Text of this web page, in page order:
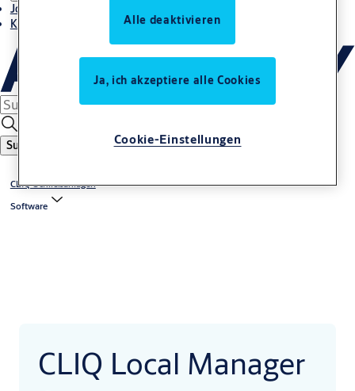
Jobs
Kontakt
Suche
CLIQ Schließanlagen
Software
CLIQ Local Manager
Alle deaktivieren
Ja, ich akzeptiere alle Cookies
Cookie-Einstellungen